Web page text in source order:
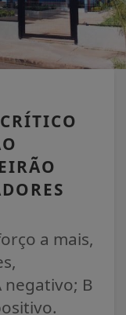
a mais,
negativo; B